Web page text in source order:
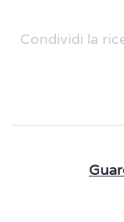
Condividi la